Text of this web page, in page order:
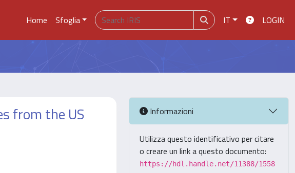
Home Sfoglia IT LOGIN
from the US Informazioni
Utilizza questo identificativo per citare
o creare un link a questo documento:
https://hdl.handle.net/11388/1558